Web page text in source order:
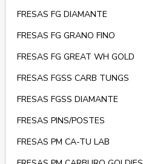
FRESAS FG DIAMANTE
FRESAS FG GRANO FINO
FRESAS FG GREAT WH GOLD
FRESAS FGSS CARB TUNGS
FRESAS FGSS DIAMANTE
FRESAS PINS/POSTES
FRESAS PM CA-TU LAB